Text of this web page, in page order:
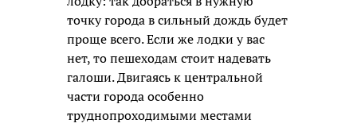
точку города в сильный дождь будет
проще всего. Если же лодки у вас
нет, то пешеходам стоит надевать
галоши. Двигаясь к центральной
части города особенно
труднопроходимыми местами